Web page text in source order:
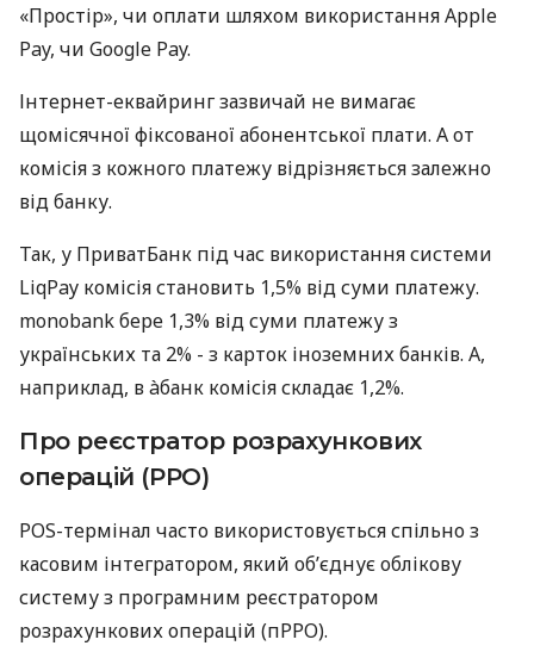
«Простір», чи оплати шляхом використання Apple
Pay, чи Google Pay.
Інтернет-еквайринг зазвичай не вимагає
щомісячної фіксованої абонентської плати. А от
комісія з кожного платежу відрізняється залежно
від банку.
Так, у ПриватБанк під час використання системи
LiqPay комісія становить 1,5% від суми платежу.
monobank бере 1,3% від суми платежу з
українських та 2% - з карток іноземних банків. А,
наприклад, в àбанк комісія складає 1,2%.
Про реєстратор розрахункових
операцій (РРО)
POS-термінал часто використовується спільно з
касовим інтегратором, який об’єднує облікову
систему з програмним реєстратором
розрахункових операцій (пРРО).